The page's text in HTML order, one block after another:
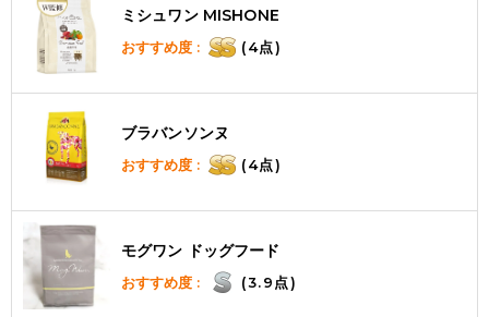
ミシュワン MISHONE
おすすめ度 : (4点)
ブラバンソンヌ
おすすめ度 : (4点)
モグワン ドッグフード
おすすめ度 : (3.9点)